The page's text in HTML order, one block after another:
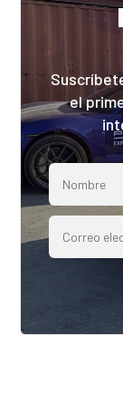
el